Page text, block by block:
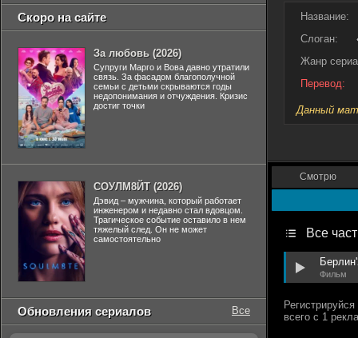
Название:
Слоган:
Жанр
Перевод:
Данный
Смотрю
Все
Фильм
Скоро на сайте
За любовь (2026)
Супруги Марго и Вова давно утратили
связь. За фасадом благополучной
семьи с детьми скрываются годы
недопонимания и отчуждения. Кризис
достиг точки
СОУЛМ8ЙТ (2026)
Дэвид – мужчина, который работает
инженером и недавно стал вдовцом.
Трагическое событие оставило в нем
тяжелый след. Он не может
самостоятельно
Обновления сериалов Все